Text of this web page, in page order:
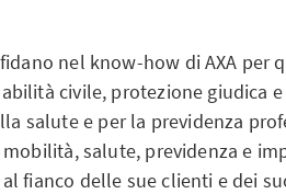
nel know-how di AXA per
civile, protezione giudica
salute e per la previdenza
salute, previdenza e
fianco delle sue clienti e dei